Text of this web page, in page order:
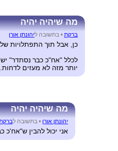
מה שיהיה יהיה
ברקת • בתשובה ליהונתן אורן
כן, אבל תוך התפתלויות
לכלל "אח"כ כבר נסתדר" יש סעיף קטן 1.א : כל אילוץ שנגרם כתוצאה מ"אח"כ כבר נסתדר", אפשר לדחות את הפגישה
יותר מזה לא מעזים
מה שיהיה יהיה
יהונתן אורן • בתשובה ל
אני יכול להבין